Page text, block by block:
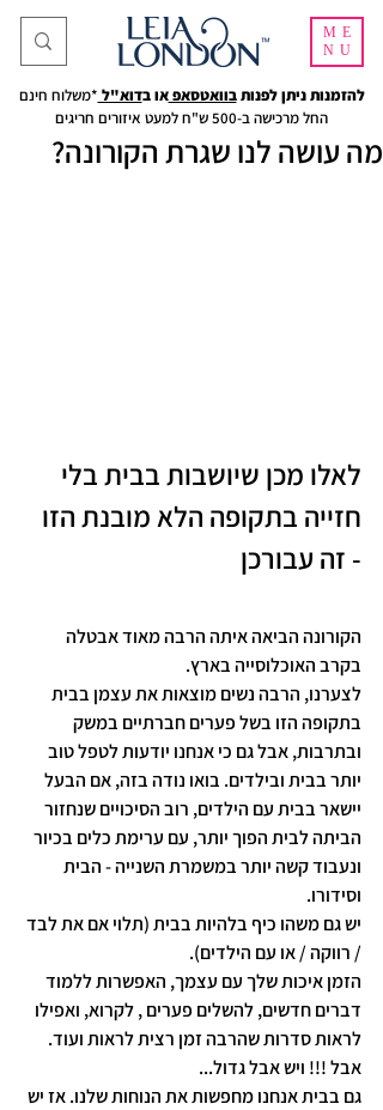
ME
NU
להזמנות ניתן לפנות בוואטסאפאו בדוא"ל *משלוח חינם
החל מרכישה ב-500 ש"ח למעט איזורים חריגים
מה עושה לנו שגרת הקורונה?
לאלו מכן שיושבות בבית בלי
חזייה בתקופה הלא מובנת הזו
- זה עבורכן
הקורונה הביאה איתה הרבה מאוד אבטלה
בקרב האוכלוסייה בארץ.
לצערנו, הרבה נשים מוצאות את עצמן בבית
בתקופה הזו בשל פערים חברתיים במשק
ובתרבות, אבל גם כי אנחנו יודעות לטפל טוב
יותר בבית ובילדים. בואו נודה בזה, אם הבעל
יישאר בבית עם הילדים, רוב הסיכויים שנחזור
הביתה לבית הפוך יותר, עם ערימת כלים בכיור
ונעבוד קשה יותר במשמרת השנייה - הבית
וסידורו.
יש גם משהו כיף בלהיות בבית (תלוי אם את לבד
/ רווקה / או עם הילדים).
הזמן איכות שלך עם עצמך, האפשרות ללמוד
דברים חדשים, להשלים פערים , לקרוא, ואפילו
לראות סדרות שהרבה זמן רצית לראות ועוד.
אבל !!! ויש אבל גדול...
גם בבית אנחנו מחפשות את הנוחות שלנו. אז יש